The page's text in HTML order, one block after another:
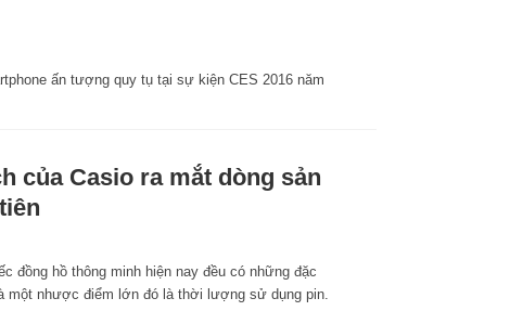
ấn tượng quy tụ tại sự kiện CES 2016 năm
của Casio ra mắt dòng sản
đồng hồ thông minh hiện nay đều có những đặc
một nhược điểm lớn đó là thời lượng sử dụng pin.